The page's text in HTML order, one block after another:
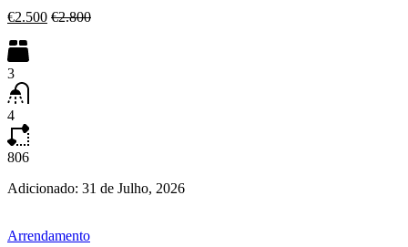
€2.500 €2.800
3
4
806
Adicionado: 31 de Julho, 2026
Arrendamento